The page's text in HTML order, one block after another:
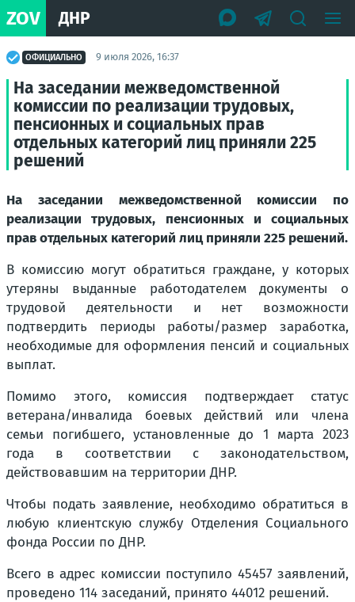
ZOV ДНР
ОФИЦИАЛЬНО 9 июля 2026, 16:37
На заседании межведомственной
комиссии по реализации трудовых,
пенсионных и социальных прав
отдельных категорий лиц приняли 225
решений
На заседании межведомственной комиссии по
реализации трудовых, пенсионных и социальных
прав отдельных категорий лиц приняли 225 решений.
В комиссию могут обратиться граждане, у которых
утеряны выданные работодателем документы о
трудовой деятельности и нет возможности
подтвердить периоды работы/размер заработка,
необходимые для оформления пенсий и социальных
выплат.
Помимо этого, комиссия подтверждает статус
ветерана/инвалида боевых действий или члена
семьи погибшего, установленные до 1 марта 2023
года в соответствии с законодательством,
действовавшим на территории ДНР.
Чтобы подать заявление, необходимо обратиться в
любую клиентскую службу Отделения Социального
фонда России по ДНР.
Всего в адрес комиссии поступило 45457 заявлений,
проведено 114 заседаний, принято 44012 решений.